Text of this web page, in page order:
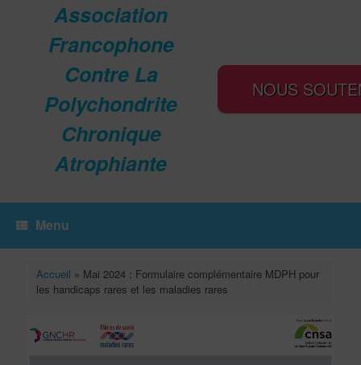
Association
Francophone
Contre La
Polychondrite
Chronique
Atrophiante
NOUS
Menu
Accueil » Mai 2024 : Formulaire complémentaire MDPH pour
les handicaps rares et les maladies rares